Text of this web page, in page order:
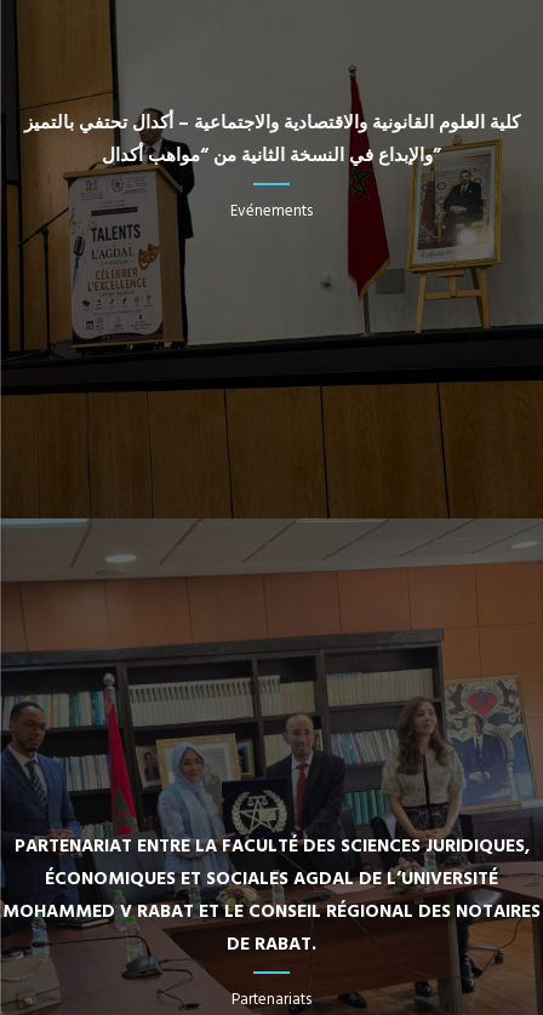
كلية العلوم القانونية والاقتصادية والاجتماعية – أكدال تحتفي بالتميز
والإبداع في النسخة الثانية من “مواهب أكدال”
Evénements
PARTENARIAT ENTRE LA FACULTÉ DES SCIENCES JURIDIQUES,
ÉCONOMIQUES ET SOCIALES AGDAL DE L’UNIVERSITÉ
MOHAMMED V RABAT ET LE CONSEIL RÉGIONAL DES NOTAIRES
DE RABAT.
Partenariats